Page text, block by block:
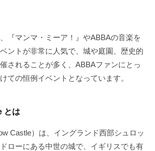
『マンマ・ミーア！』やABBAの音楽を
ントが非常に人気で、城や庭園、歴史的
されることが多く、ABBAファンにとっ
ての恒例イベントとなっています。
とは
Castle）は、イングランド西部シュロッ
ローにある中世の城で、イギリスでも有